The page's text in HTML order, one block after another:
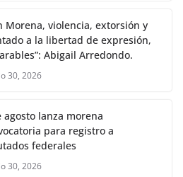
Morena, violencia, extorsión y
a la libertad de expresión,
Abigail Arredondo.
30, 2026
agosto lanza morena
para registro a
federales
30, 2026